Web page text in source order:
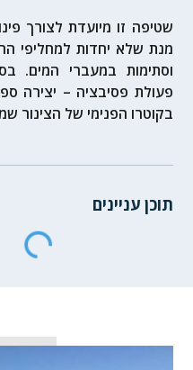
שטיפה זו מיועדת לצורך
מנת שלא יחדות למחליפי
וסתימות במעברי המים.
פעולת פסיבציה – יצירה
בקוטרו הפנימי של הצינור
תוכן עניינים